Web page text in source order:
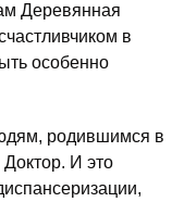
Деревянная
в
особенно
родившимся в
И это